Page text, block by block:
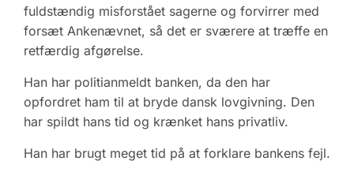
fuldstændig misforstået sagerne og forvirrer med
forsæt Ankenævnet, så det er sværere at træffe en
retfærdig afgørelse.
Han har politianmeldt banken, da den har
opfordret ham til at bryde dansk lovgivning. Den
har spildt hans tid og krænket hans privatliv.
Han har brugt meget tid på at forklare bankens fejl.